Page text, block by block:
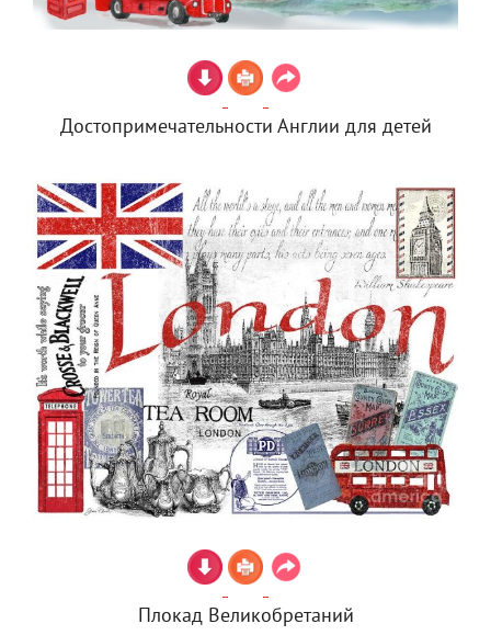
Достопримечательности Англии для детей
Плокад Великобретаний